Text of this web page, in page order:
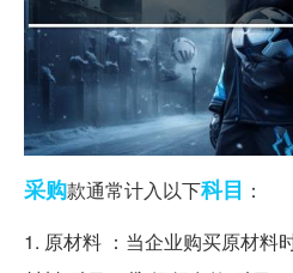
采购款通常计入以下科目 ：
1. 原材料 ：当企业购买原材料